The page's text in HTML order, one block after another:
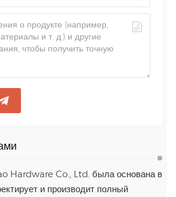
Hardware Co., Ltd. была основана в
и производит полный